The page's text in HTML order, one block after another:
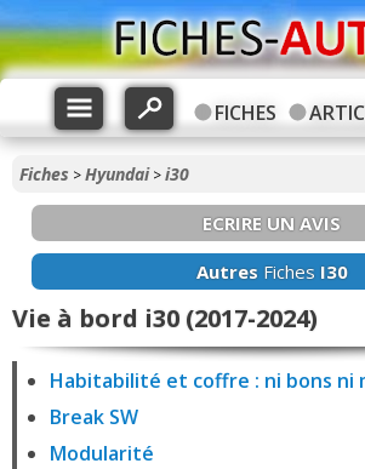
FICHES
Fiches >Hyundai>i30
ECRIRE UN AVIS
AutresFiches I30
Vie à bord i30 (2017-2024)
Habitabilité et coffre : ni bons ni
Break SW
Modularité